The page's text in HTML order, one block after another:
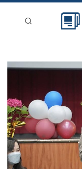
新聞稿分類